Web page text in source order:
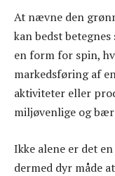
At nævne den
kan bedst
en form for spin,
markedsføring af
aktiviteter eller
miljøvenlige og
Ikke alene er det
dermed dyr måde